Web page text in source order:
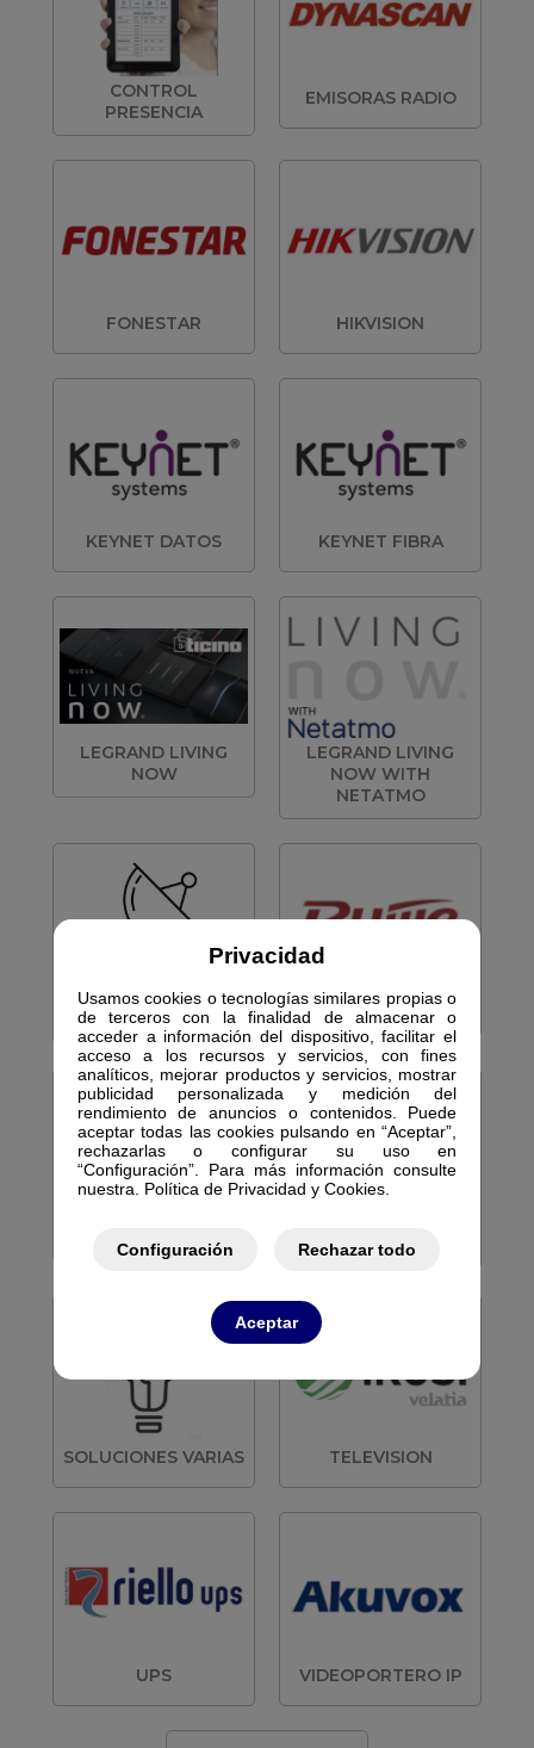
Privacidad
Usamos cookies o tecnologías similares propias o
de terceros con la finalidad de almacenar o
acceder a información del dispositivo, facilitar el
acceso a los recursos y servicios, con fines
analíticos, mejorar productos y servicios, mostrar
publicidad personalizada y medición del
rendimiento de anuncios o contenidos. Puede
aceptar todas las cookies pulsando en “Aceptar”,
rechazarlas o configurar su uso en
“Configuración”. Para más información consulte
nuestra. Política de Privacidad y Cookies.
Configuración Rechazar todo
Aceptar
CONTROL
PRESENCIA
EMISORAS RADIO
FONESTAR HIKVISION
KEYNET DATOS KEYNET FIBRA
LEGRAND LIVING
NOW
LEGRAND LIVING
NOW WITH
NETATMO
RECEPTORES Y
PCMCIAS
REDES ACTIVAS
TELEFONIA
SOLUCIONES VARIAS TELEVISION
UPS VIDEOPORTERO IP